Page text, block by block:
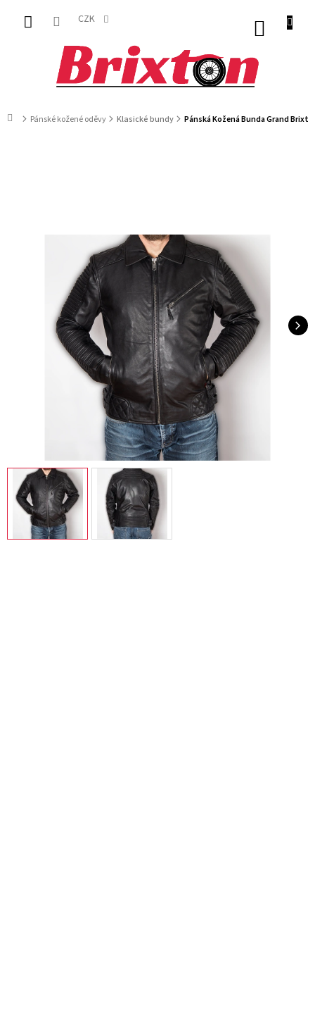
obsah
CZK
DomůPánské kožené oděvy Klasické bundy Pánská Kožená Bunda Grand